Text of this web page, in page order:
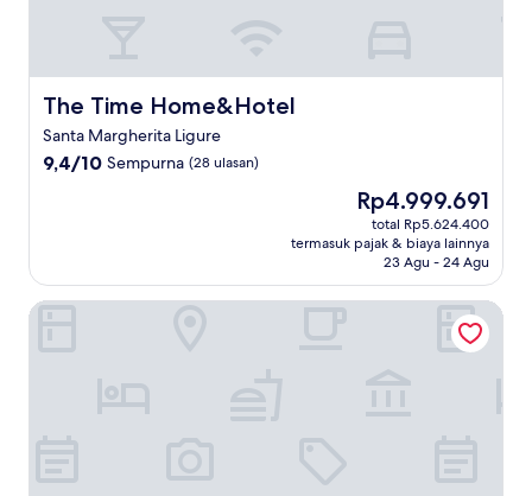
The Time Home&Hotel
The Time Home&Hotel
Santa Margherita Ligure
9.4
9,4/10 Sempurna (28 ulasan)
Harga
sekarang
Rp4.999.691
Rp4.999.691
total Rp5.624.400
termasuk pajak & biaya lainnya
23 Agu - 24 Agu
Hotel Argentina